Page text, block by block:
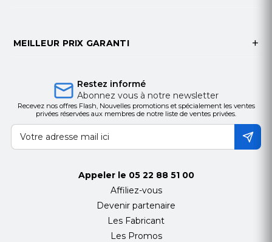
MEILLEUR PRIX GARANTI
Restez informé
Abonnez vous à notre newsletter
Recevez nos offres Flash, Nouvelles promotions et spécialement les ventes
privées réservées aux membres de notre liste de ventes privées.
Appeler le 05 22 88 51 00
Affiliez-vous
Devenir partenaire
Les Fabricant
Les Promos